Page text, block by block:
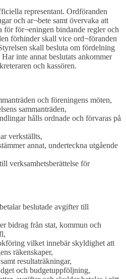
representant. Ordföranden
och ar¬bete samt övervaka att
för för¬eningen bindande regler och
förhinder skall vice ord¬föranden
skall besluta om fördelning
inte annat beslutats ankommer
och kassören.
och föreningens möten,
sammanträden,
hålls ordnade och förvaras på
verkställts,
annat, underteckna utgående
verksamhetsberättelse för
beslutade avgifter till
bidrag från stat, kommun och
vilket innebär skyldighet att
räkenskaper,
resultaträkningar,
och budgetuppföljning,